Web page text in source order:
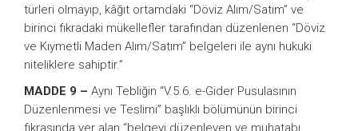
türleri olmayıp, kâğıt ortamdaki “Döviz Alım/Satım” ve
birinci fıkradaki mükellefler tarafından düzenlenen “Döviz
ve Kıymetli Maden Alım/Satım” belgeleri ile aynı hukuki
niteliklere sahiptir.”
MADDE 9 – Aynı Tebliğin “V.5.6. e-Gider Pusulasının
Düzenlenmesi ve Teslimi” başlıklı bölümünün birinci
fıkrasında yer alan “belgeyi düzenleyen ve muhatabı